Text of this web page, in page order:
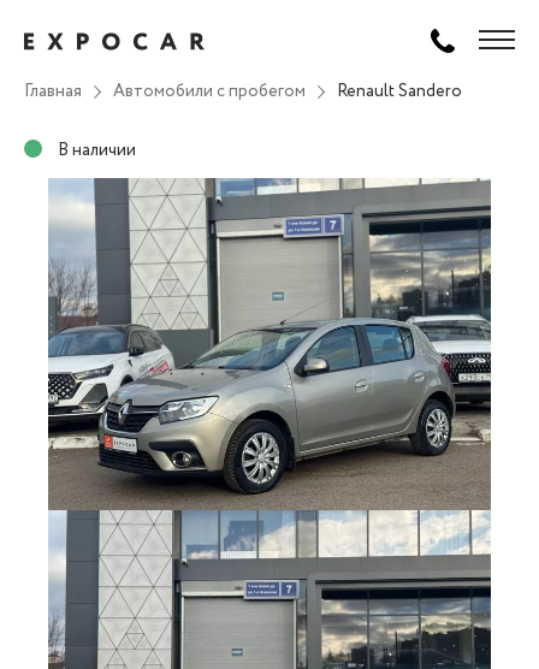
Главная Автомобили с пробегом Renault Sandero
В наличии